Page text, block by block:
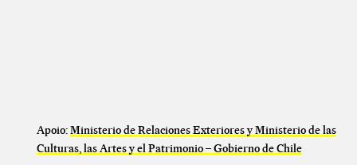
Apoio:Ministerio de Relaciones Exteriores y Ministerio de las
Culturas, las Artes y el Patrimonio – Gobierno de Chile